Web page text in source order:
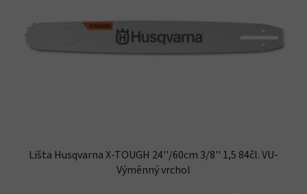
Lišta Husqvarna X-TOUGH 24''/60cm 3/8'' 1,5 84čl. VU-
Výměnný vrchol